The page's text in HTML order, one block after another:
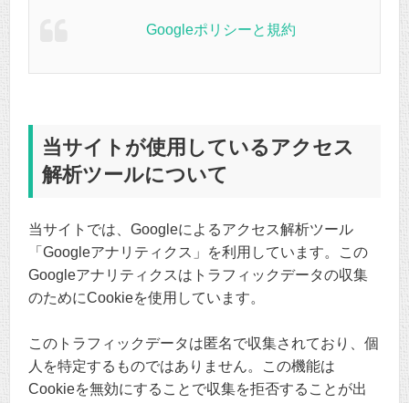
Googleポリシーと規約
当サイトが使用しているアクセス
解析ツールについて
当サイトでは、Googleによるアクセス解析ツール
「Googleアナリティクス」を利用しています。この
Googleアナリティクスはトラフィックデータの収集
のためにCookieを使用しています。
このトラフィックデータは匿名で収集されており、個
人を特定するものではありません。この機能は
Cookieを無効にすることで収集を拒否することが出